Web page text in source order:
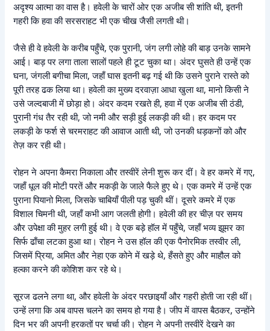
अदृश्य आत्मा का वास है। हवेली के चारों ओर एक अजीब सी शांति थी, इतनी
गहरी कि हवा की सरसराहट भी एक चीख जैसी लगती थी।
जैसे ही वे हवेली के करीब पहुँचे, एक पुरानी, जंग लगी लोहे की बाड़ उनके सामने
आई। बाड़ पर लगा ताला सालों पहले ही टूट चुका था। अंदर घुसते ही उन्हें एक
घना, जंगली बगीचा मिला, जहाँ घास इतनी बढ़ गई थी कि उसने पुराने रास्ते को
पूरी तरह ढक लिया था। हवेली का मुख्य दरवाज़ा आधा खुला था, मानो किसी ने
उसे जल्दबाजी में छोड़ा हो। अंदर कदम रखते ही, हवा में एक अजीब सी ठंडी,
पुरानी गंध तैर रही थी, जो नमी और सड़ी हुई लकड़ी की थी। हर कदम पर
लकड़ी के फर्श से चरमराहट की आवाज आती थी, जो उनकी धड़कनों को और
तेज़ कर रही थी।
रोहन ने अपना कैमरा निकाला और तस्वीरें लेनी शुरू कर दीं। वे हर कमरे में गए,
जहाँ धूल की मोटी परतें और मकड़ी के जाले फैले हुए थे। एक कमरे में उन्हें एक
पुराना पियानो मिला, जिसके चाबियाँ पीली पड़ चुकी थीं। दूसरे कमरे में एक
विशाल चिमनी थी, जहाँ कभी आग जलती होगी। हवेली की हर चीज़ पर समय
और उपेक्षा की मुहर लगी हुई थी। वे एक बड़े हॉल में पहुँचे, जहाँ भव्य झूमर का
सिर्फ ढाँचा लटका हुआ था। रोहन ने उस हॉल की एक पैनोरमिक तस्वीर ली,
जिसमें प्रिया, अमित और नेहा एक कोने में खड़े थे, हँसते हुए और माहौल को
हल्का करने की कोशिश कर रहे थे।
सूरज ढलने लगा था, और हवेली के अंदर परछाइयाँ और गहरी होती जा रही थीं।
उन्हें लगा कि अब वापस चलने का समय हो गया है। जीप में वापस बैठकर, उन्होंने
दिन भर की अपनी हरकतों पर चर्चा की। रोहन ने अपनी तस्वीरें देखने का